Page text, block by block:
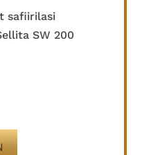
safiirilasi
SW 200